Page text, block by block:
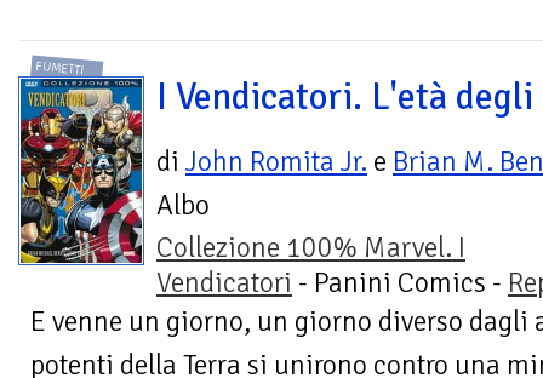
FUMETTI
I Vendicatori. L'età degli
di John Romita Jr. e Brian M.
Albo
Collezione 100% Marvel. I
Vendicatori - Panini Comics -
E venne un giorno, un giorno diverso
potenti della Terra si unirono contro una